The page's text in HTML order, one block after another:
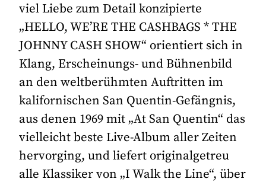
viel Liebe zum Detail konzipierte
„HELLO, WE’RE THE CASHBAGS * THE
JOHNNY CASH SHOW“ orientiert sich in
Klang, Erscheinungs- und Bühnenbild
an den weltberühmten Auftritten im
kalifornischen San Quentin-Gefängnis,
aus denen 1969 mit „At San Quentin“ das
vielleicht beste Live-Album aller Zeiten
hervorging, und liefert originalgetreu
alle Klassiker von „I Walk the Line“, über